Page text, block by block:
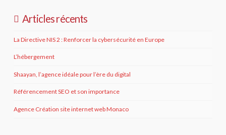
Articles récents
La Directive NIS 2 : Renforcer la cybersécurité en Europe
L’hébergement
Shaayan, l’agence idéale pour l’ère du digital
Référencement SEO et son importance
Agence Création site internet web Monaco